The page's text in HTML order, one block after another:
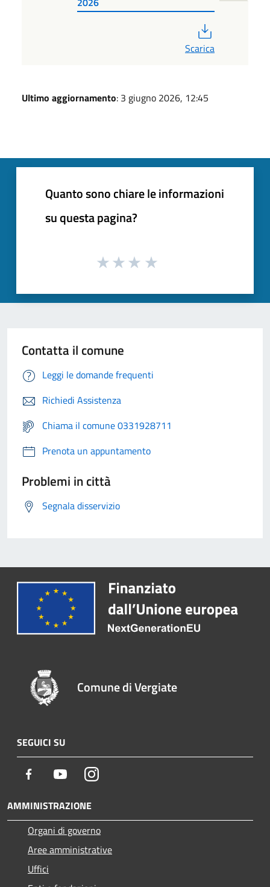
Scarica
Ultimo aggiornamento: 3 giugno 2026, 12:45
Quanto sono chiare le informazioni
su questa pagina?
Contatta il comune
Leggi le domande frequenti
Richiedi Assistenza
Chiama il comune 0331928711
Prenota un appuntamento
Problemi in città
Segnala disservizio
Comune di Vergiate
SEGUICI SU
Facebook YoutubeInstagram
AMMINISTRAZIONE
Organi di governo
Aree amministrative
Uffici